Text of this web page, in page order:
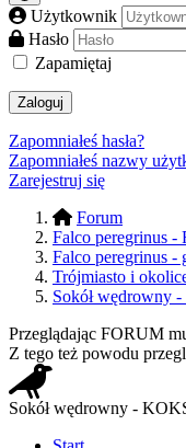
Użytkownik
Hasło
Zapamiętaj
Zaloguj
Zapomniałeś hasła?
Zapomniałeś nazwy
Zarejestruj się
Forum
Falco peregrinus
Falco peregrinus -
Trójmiasto i
Sokół wędrowny
Przeglądając FORUM
Z tego też powodu
Sokół wędrowny -